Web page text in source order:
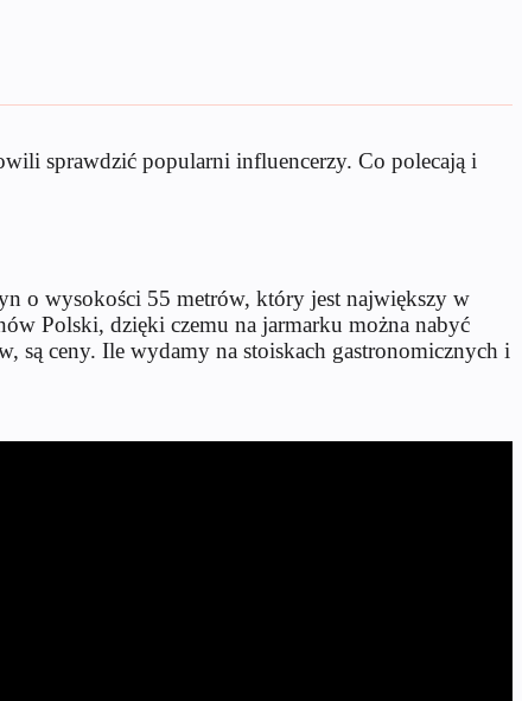
sprawdzić popularni influencerzy. Co polecają i
o wysokości 55 metrów, który jest największy w
Polski, dzięki czemu na jarmarku można nabyć
są ceny. Ile wydamy na stoiskach gastronomicznych i